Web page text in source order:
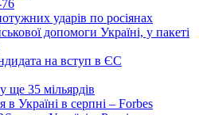
ударів по росіянах
допомоги Україні, у пакеті
на вступ в ЄС
ще 35 мільярдів
Україні в серпні – Forbes